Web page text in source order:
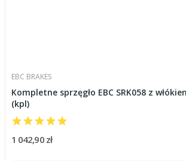
EBC BRAKES
Kompletne sprzęgło EBC SRK058 z
(kpl)
1 042,90 zł